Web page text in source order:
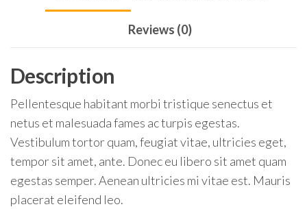
Reviews (0)
Description
Pellentesque habitant morbi tristique senectus et
netus et malesuada fames ac turpis egestas.
Vestibulum tortor quam, feugiat vitae, ultricies eget,
tempor sit amet, ante. Donec eu libero sit amet quam
egestas semper. Aenean ultricies mi vitae est. Mauris
placerat eleifend leo.